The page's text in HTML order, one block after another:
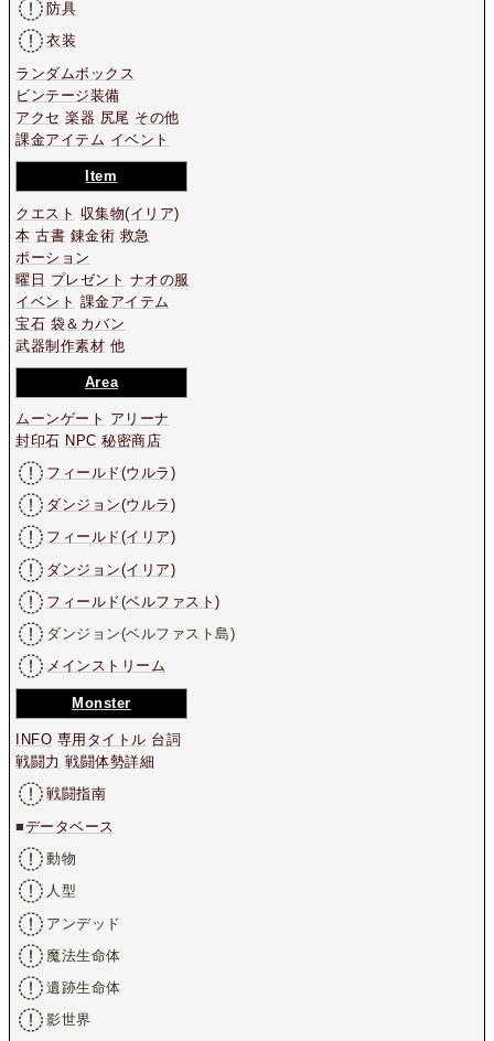
防具
衣装
ランダムボックス
ビンテージ装備
アクセ 楽器 尻尾 その他
課金アイテム イベント
Item
クエスト 収集物(イリア)
本 古書 錬金術 救急
ポーション
曜日 プレゼント ナオの服
イベント 課金アイテム
宝石 袋＆カバン
武器制作素材 他
Area
ムーンゲート アリーナ
封印石 NPC 秘密商店
フィールド(ウルラ)
ダンジョン(ウルラ)
フィールド(イリア)
ダンジョン(イリア)
フィールド(ベルファスト)
ダンジョン(ベルファスト島)
メインストリーム
Monster
INFO 専用タイトル 台詞
戦闘力 戦闘体勢詳細
戦闘指南
■データベース
動物
人型
アンデッド
魔法生命体
遺跡生命体
影世界